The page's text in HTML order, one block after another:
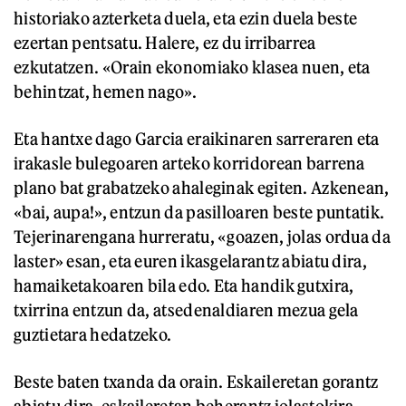
historiako azterketa duela, eta ezin duela beste
ezertan pentsatu. Halere, ez du irribarrea
ezkutatzen. «Orain ekonomiako klasea nuen, eta
behintzat, hemen nago».
Eta hantxe dago Garcia eraikinaren sarreraren eta
irakasle bulegoaren arteko korridorean barrena
plano bat grabatzeko ahaleginak egiten. Azkenean,
«bai, aupa!», entzun da pasilloaren beste puntatik.
Tejerinarengana hurreratu, «goazen, jolas ordua da
laster» esan, eta euren ikasgelarantz abiatu dira,
hamaiketakoaren bila edo. Eta handik gutxira,
txirrina entzun da, atsedenaldiaren mezua gela
guztietara hedatzeko.
Beste baten txanda da orain. Eskaileretan gorantz